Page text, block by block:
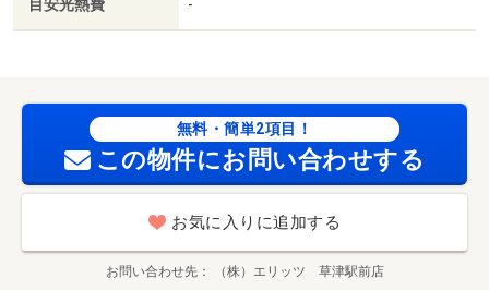
目安光熱費 -
無料・簡単2項目！
この物件にお問い合わせする
お気に入りに追加する
お問い合わせ先 （株）エリッツ 草津駅前店